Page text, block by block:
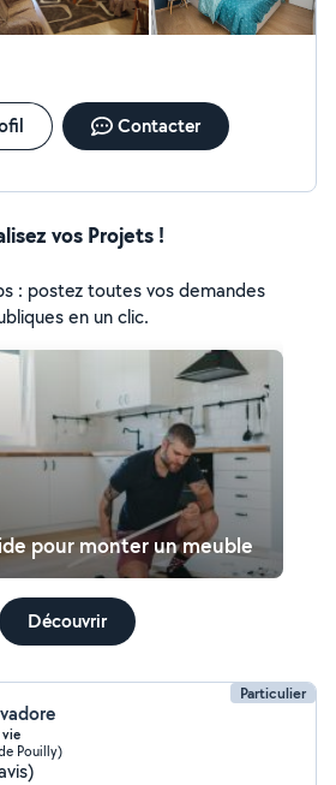
Contacter
vos Projets !
: postez toutes vos demandes
en un clic.
pour monter un meuble
Découvrir
Particulier
Pouilly)